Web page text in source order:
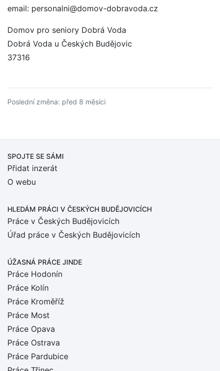
email: personalni@domov-dobravoda.cz
Domov pro seniory Dobrá Voda
Dobrá Voda u Českých Budějovic
37316
Poslední změna: před 8 měsíci
SPOJTE SE SÁMI
Přidat inzerát
O webu
HLEDÁM PRÁCI V ČESKÝCH BUDĚJOVICÍCH
Práce v Českých Budějovicích
Úřad práce v Českých Budějovicích
ÚŽASNÁ PRÁCE JINDE
Práce Hodonín
Práce Kolín
Práce Kroměříž
Práce Most
Práce Opava
Práce Ostrava
Práce Pardubice